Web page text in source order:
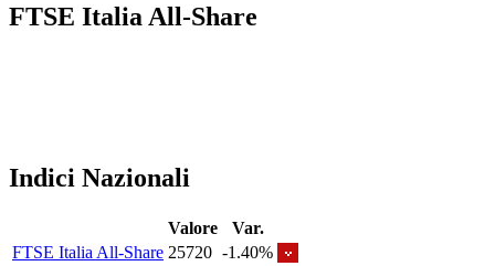
FTSE Italia All-Share
Indici Nazionali
Valore
Var.
FTSE Italia All-Share 25720 -1.40%